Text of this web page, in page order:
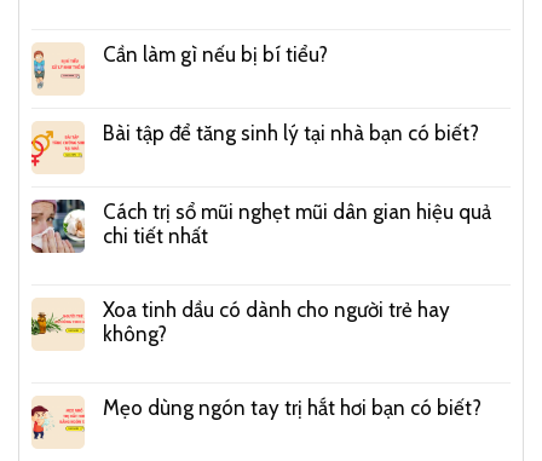
Cần làm gì nếu bị bí tiểu?
Bài tập để tăng sinh lý tại nhà bạn có biết?
Cách trị sổ mũi nghẹt mũi dân gian hiệu quả
chi tiết nhất
Xoa tinh dầu có dành cho người trẻ hay
không?
Mẹo dùng ngón tay trị hắt hơi bạn có biết?